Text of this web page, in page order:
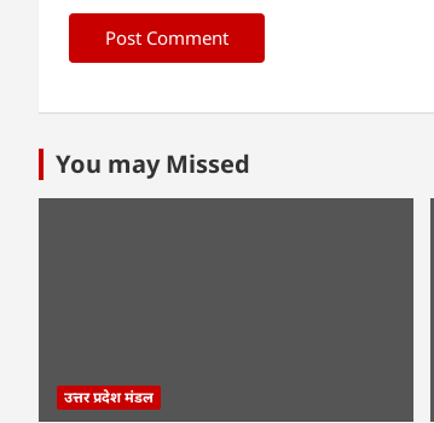
You may Missed
उत्तर प्रदेश मंडल